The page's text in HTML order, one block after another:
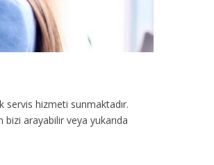
servis hizmeti sunmaktadır.
arayabilir veya yukarıda